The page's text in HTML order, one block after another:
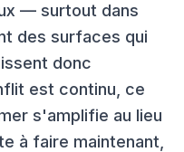
— surtout dans
des surfaces qui
donc
est continu, ce
s'amplifie au lieu
à faire maintenant,